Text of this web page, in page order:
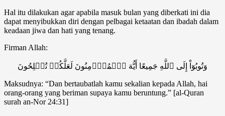
Hal itu dilakukan agar apabila masuk bulan yang diberkati ini dia
dapat menyibukkan diri dengan pelbagai ketaatan dan ibadah dalam
keadaan jiwa dan hati yang tenang.
Firman Allah:
وَتُوبُوٓاْ إِلَى ٱللَّهِ جَمِيعًا أَيُّهَ ٱلۡمُؤۡمِنُونَ لَعَلَّكُمۡ تُفۡلِحُونَ
Maksudnya: “Dan bertaubatlah kamu sekalian kepada Allah, hai
orang-orang yang beriman supaya kamu beruntung.” [al-Quran
surah an-Nor 24:31]